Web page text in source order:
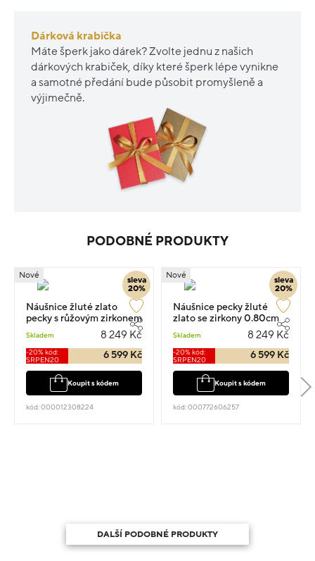
Dárková krabička
Máte šperk jako dárek? Zvolte jednu z našich
dárkových krabiček, díky které šperk lépe vynikne
a samotné předání bude působit promyšleně a
výjimečně.
PODOBNÉ PRODUKTY
sleva
20%
Nové
Náušnice žluté zlato
pecky s růžovým zirkonem
Skladem 8 249 Kč
-20% kód:
SRPEN20
6 599 Kč
Koupit s kódem
kód: 000012308224
sleva
20%
Nové
Náušnice pecky žluté
zlato se zirkony 0.80cm
Skladem 8 249 Kč
-20% kód:
SRPEN20
6 599 Kč
Koupit s kódem
kód: 000772606257
DALŠÍ PODOBNÉ PRODUKTY